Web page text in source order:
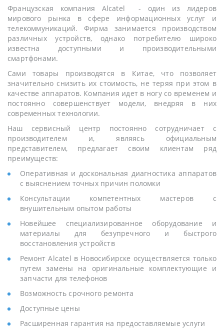
Французская компания Alcatel - один из лидеров
мирового рынка в сфере информационных услуг и
телекоммуникаций. Фирма занимается производством
различных устройств, однако потребителю широко
известна доступными и производительными
смартфонами.
Сами товары производятся в Китае, что позволяет
значительно снизить их стоимость, не теряя при этом в
качестве аппаратов. Компания идет в ногу со временем и
постоянно совершенствует модели, внедряя в них
современных технологии.
Наш сервисный центр постоянно сотрудничает с
производителем и, являясь официальным
представителем, предлагает своим клиентам ряд
преимуществ:
Оперативная и доскональная диагностика аппаратов
с выяснением точных причин поломки
Консультации компетентных мастеров с
внушительным опытом работы
Новейшее специализированное оборудование и
материалы для безупречного и быстрого
восстановления устройств
Ремонт Alcatel в Новосибирске осуществляется только
путем замены на оригинальные комплектующие и
запчасти для телефонов
Возможность срочного ремонта
Доступные цены
Расширенная гарантия на предоставляемые услуги